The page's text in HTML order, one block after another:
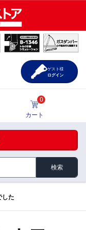
機器
検索
0
カート
ゲスト様
ログイン
した